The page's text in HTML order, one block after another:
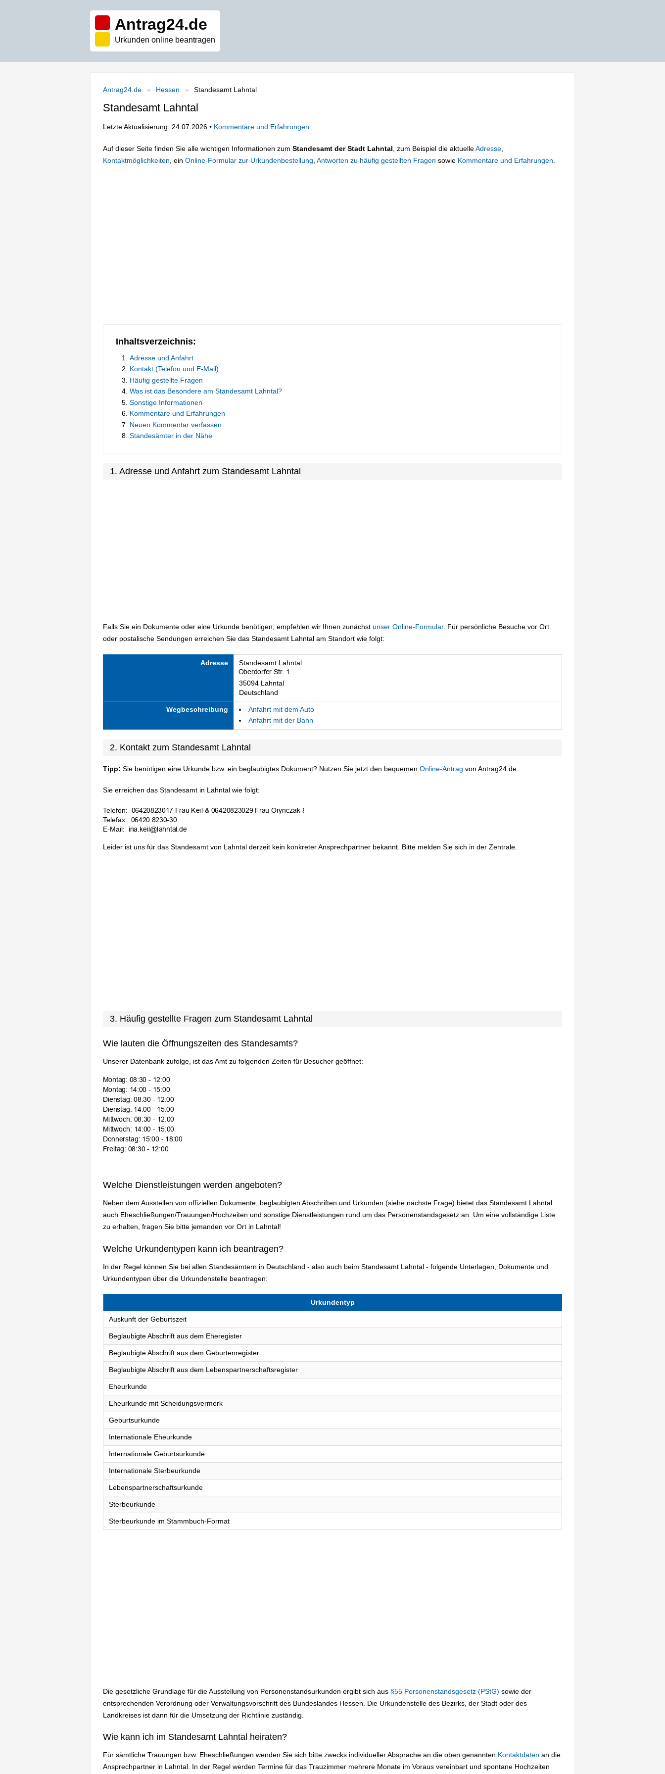
Antrag24.de
Urkunden online beantragen
Antrag24.de Hessen Standesamt Lahntal
Standesamt Lahntal
Letzte Aktualisierung: 24.07.2026 • Kommentare und Erfahrungen
Auf dieser Seite finden Sie alle wichtigen Informationen zum Standesamt der Stadt Lahntal , zum Beispiel die aktuelleAdresse
Kontaktmöglichkeiten , ein Online-Formular zur Urkundenbestellung Antworten zu häufig gestellten Fragen sowie Kommentare und Erfahrungen
Inhaltsverzeichnis:
Adresse und Anfahrt
Kontakt (Telefon und E-Mail)
Häufig gestellte Fragen
Was ist das Besondere am Standesamt Lahntal?
Sonstige Informationen
Kommentare und Erfahrungen
Neuen Kommentar verfassen
Standesämter in der Nähe
1. Adresse und Anfahrt zum Standesamt Lahntal
Falls Sie ein Dokumente oder eine Urkunde benötigen, empfehlen wir Ihnen zunächst unser Online-Formular. Für persönliche Besuche vor Ort
oder postalische Sendungen erreichen Sie das Standesamt Lahntal am Standort wie folgt:
Adresse Standesamt Lahntal
35094 Lahntal
Deutschland
Wegbeschreibung
Anfahrt mit dem Auto
Anfahrt mit der Bahn
2. Kontakt zum Standesamt Lahntal
Tipp: Sie benötigen eine Urkunde bzw. ein beglaubigtes Dokument? Nutzen Sie jetzt den bequemen Online-Antrag von Antrag24.de.
Sie erreichen das Standesamt in Lahntal wie folgt:
Telefon:
Telefax:
E-Mail:
Leider ist uns für das Standesamt von Lahntal derzeit kein konkreter Ansprechpartner bekannt. Bitte melden Sie sich in der Zentrale.
3. Häufig gestellte Fragen zum Standesamt Lahntal
Wie lauten die Öffnungszeiten des Standesamts?
Unserer Datenbank zufolge, ist das Amt zu folgenden Zeiten für Besucher geöffnet:
Welche Dienstleistungen werden angeboten?
Neben dem Ausstellen von offiziellen Dokumente, beglaubigten Abschriften und Urkunden (siehe nächste Frage) bietet das Standesamt Lahntal
auch Eheschließungen/Trauungen/Hochzeiten und sonstige Dienstleistungen rund um das Personenstandsgesetz an. Um eine vollständige Liste
zu erhalten, fragen Sie bitte jemanden vor Ort in Lahntal!
Welche Urkundentypen kann ich beantragen?
In der Regel können Sie bei allen Standesämtern in Deutschland - also auch beim Standesamt Lahntal - folgende Unterlagen, Dokumente und
Urkundentypen über die Urkundenstelle beantragen:
Urkundentyp
Auskunft der Geburtszeit
Beglaubigte Abschrift aus dem Eheregister
Beglaubigte Abschrift aus dem Geburtenregister
Beglaubigte Abschrift aus dem Lebenspartnerschaftsregister
Eheurkunde
Eheurkunde mit Scheidungsvermerk
Geburtsurkunde
Internationale Eheurkunde
Internationale Geburtsurkunde
Internationale Sterbeurkunde
Lebenspartnerschaftsurkunde
Sterbeurkunde
Sterbeurkunde im Stammbuch-Format
Die gesetzliche Grundlage für die Ausstellung von Personenstandsurkunden ergibt sich aus §55 Personenstandsgesetz (PStG) sowie der
entsprechenden Verordnung oder Verwaltungsvorschrift des Bundeslandes Hessen. Die Urkundenstelle des Bezirks, der Stadt oder des
Landkreises ist dann für die Umsetzung der Richtlinie zuständig.
Wie kann ich im Standesamt Lahntal heiraten?
Für sämtliche Trauungen bzw. Eheschließungen wenden Sie sich bitte zwecks individueller Absprache an die oben genannten Kontaktdaten an die
Ansprechpartner in Lahntal. In der Regel werden Termine für das Trauzimmer mehrere Monate im Voraus vereinbart und spontane Hochzeiten